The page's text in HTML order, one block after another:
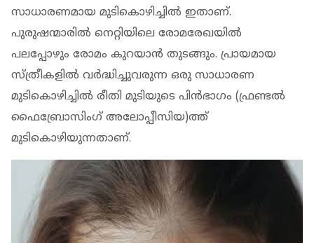
സാധാരണമായ മുടികൊഴിച്ചില്‍ ഇതാണ്.
പുരുഷന്മാരില്‍ നെറ്റിയിലെ രോമരേഖയില്‍
പലപ്പോഴും രോമം കുറയാന്‍ തുടങ്ങും. പ്രായമായ
സ്ത്രീകളില്‍ വര്‍ദ്ധിച്ചുവരുന്ന ഒരു സാധാരണ
മുടികൊഴിച്ചില്‍ രീതി മുടിയുടെ പിന്‍ഭാഗം (ഫ്രണ്ടല്‍
ഫൈബ്രോസിംഗ് അലോപ്പീസിയ)ത്ത്
മുടികൊഴിയുന്നതാണ്.